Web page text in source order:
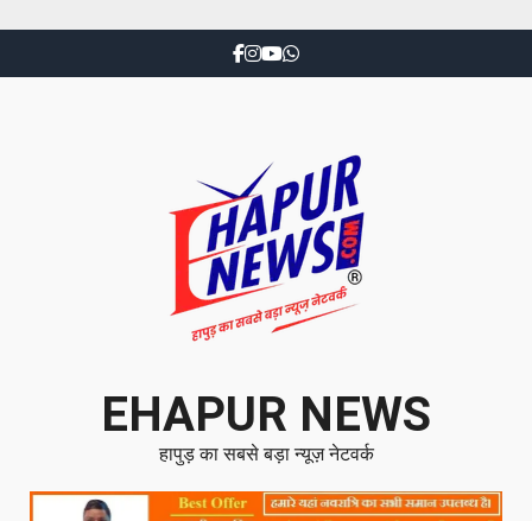
EHAPUR NEWS
हापुड़ का सबसे बड़ा न्यूज़ नेटवर्क